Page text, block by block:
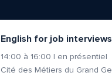
English for job interviews
14:00 à 16:00 | en présentiel